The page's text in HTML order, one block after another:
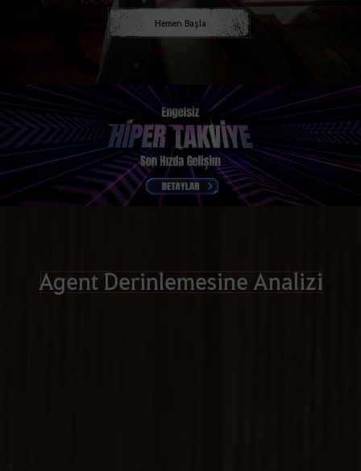
Hemen Başla
Agent Derinlemesine Analizi